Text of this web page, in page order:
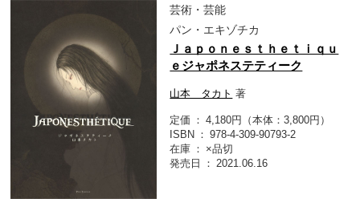
芸術・芸能
パン・エキゾチカ
Ｊａｐｏｎｅｓｔｈｅｔｉｑｕ
ｅジャポネステティーク
山本 タカト 著
定価
4,180円（本体：3,800円）
ISBN
978-4-309-90793-2
在庫
×品切
発売日
2021.06.16